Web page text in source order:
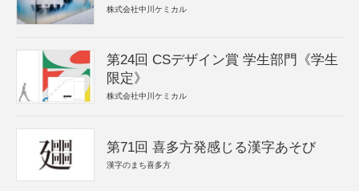
株式会社中川ケミカル
第24回 CSデザイン賞 学生部門《学生
限定》
株式会社中川ケミカル
第71回 喜多方発感じる漢字あそび
漢字のまち喜多方